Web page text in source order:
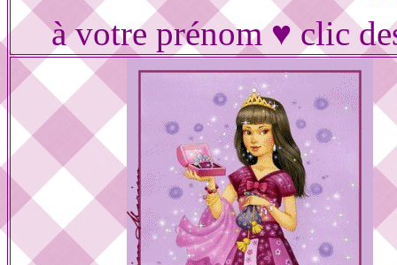
à votre prénom ♥ clic